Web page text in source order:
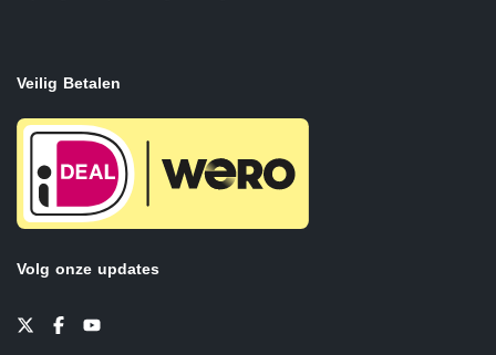
Veilig Betalen
Volg onze updates